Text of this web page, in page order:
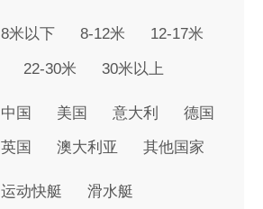
8米以下 8-12米 12-17米
22-30米 30米以上
中国 美国 意大利 德国
英国 澳大利亚 其他国家
运动快艇 滑水艇